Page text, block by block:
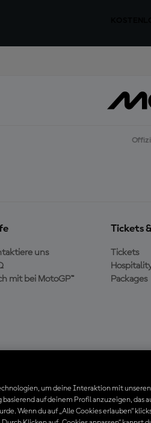
uns
mit bei MotoGP™
Tickets
Tickets
Packages
Alle Handelsmarken sind
um deine Interaktion mit
auf deinem Profil anzuzeigen, das
Wenn du auf „Alle Cookies erlauben“